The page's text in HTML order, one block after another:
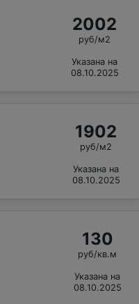
2002
руб/м2
Указана на
08.10.2025
1902
руб/м2
Указана на
08.10.2025
130
руб/кв.м
Указана на
08.10.2025